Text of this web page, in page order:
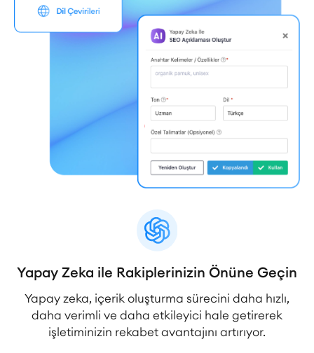
Yapay Zeka ile Rakiplerinizin Önüne Geçin
Yapay zeka, içerik oluşturma sürecini daha hızlı,
daha verimli ve daha etkileyici hale getirerek
işletiminizin rekabet avantajını artırıyor.